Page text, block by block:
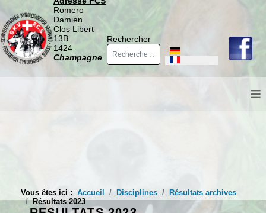
Romero
Damien
Clos Libert
13B
1424
Champagne
Rechercher
Sélectionnez votre langue
≡
Vous êtes ici : Accueil Disciplines
Résultats archives
Résultats 2023